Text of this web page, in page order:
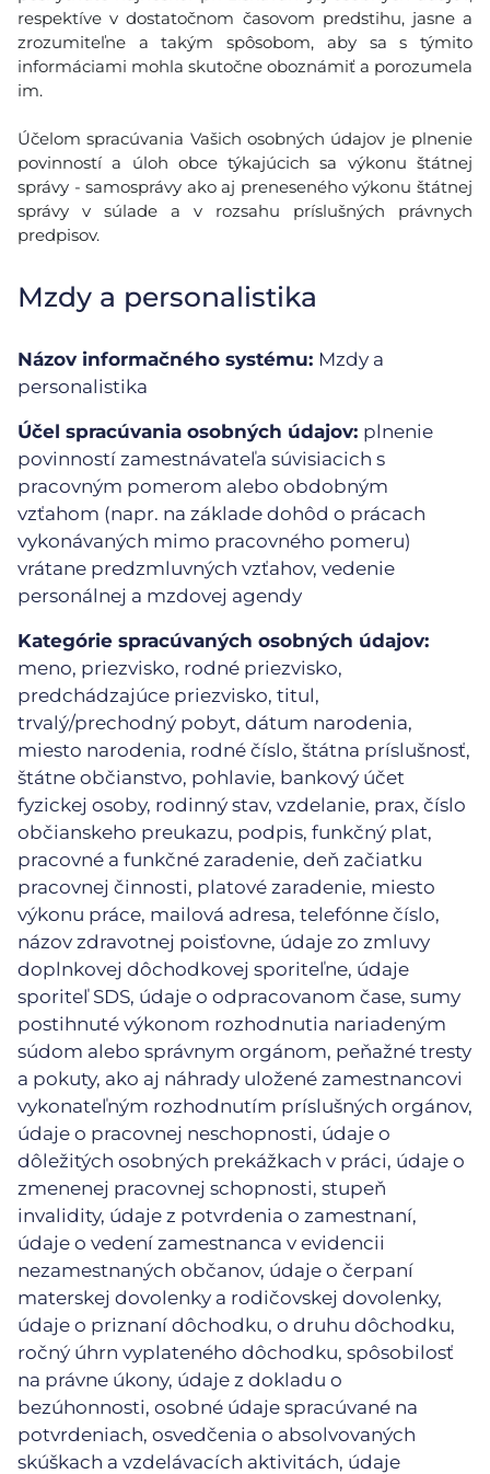
respektíve v dostatočnom časovom predstihu, jasne a
zrozumiteľne a takým spôsobom, aby sa s týmito
informáciami mohla skutočne oboznámiť a porozumela
im.
Účelom spracúvania Vašich osobných údajov je plnenie
povinností a úloh obce týkajúcich sa výkonu štátnej
správy - samosprávy ako aj preneseného výkonu štátnej
správy v súlade a v rozsahu príslušných právnych
predpisov.
Mzdy a personalistika
Názov informačného systému: Mzdy a
personalistika
Účel spracúvania osobných údajov: plnenie
povinností zamestnávateľa súvisiacich s
pracovným pomerom alebo obdobným
vzťahom (napr. na základe dohôd o prácach
vykonávaných mimo pracovného pomeru)
vrátane predzmluvných vzťahov, vedenie
personálnej a mzdovej agendy
Kategórie spracúvaných osobných údajov:
meno, priezvisko, rodné priezvisko,
predchádzajúce priezvisko, titul,
trvalý/prechodný pobyt, dátum narodenia,
miesto narodenia, rodné číslo, štátna príslušnosť,
štátne občianstvo, pohlavie, bankový účet
fyzickej osoby, rodinný stav, vzdelanie, prax, číslo
občianskeho preukazu, podpis, funkčný plat,
pracovné a funkčné zaradenie, deň začiatku
pracovnej činnosti, platové zaradenie, miesto
výkonu práce, mailová adresa, telefónne číslo,
názov zdravotnej poisťovne, údaje zo zmluvy
doplnkovej dôchodkovej sporiteľne, údaje
sporiteľ SDS, údaje o odpracovanom čase, sumy
postihnuté výkonom rozhodnutia nariadeným
súdom alebo správnym orgánom, peňažné tresty
a pokuty, ako aj náhrady uložené zamestnancovi
vykonateľným rozhodnutím príslušných orgánov,
údaje o pracovnej neschopnosti, údaje o
dôležitých osobných prekážkach v práci, údaje o
zmenenej pracovnej schopnosti, stupeň
invalidity, údaje z potvrdenia o zamestnaní,
údaje o vedení zamestnanca v evidencii
nezamestnaných občanov, údaje o čerpaní
materskej dovolenky a rodičovskej dovolenky,
údaje o priznaní dôchodku, o druhu dôchodku,
ročný úhrn vyplateného dôchodku, spôsobilosť
na právne úkony, údaje z dokladu o
bezúhonnosti, osobné údaje spracúvané na
potvrdeniach, osvedčenia o absolvovaných
skúškach a vzdelávacích aktivitách, údaje